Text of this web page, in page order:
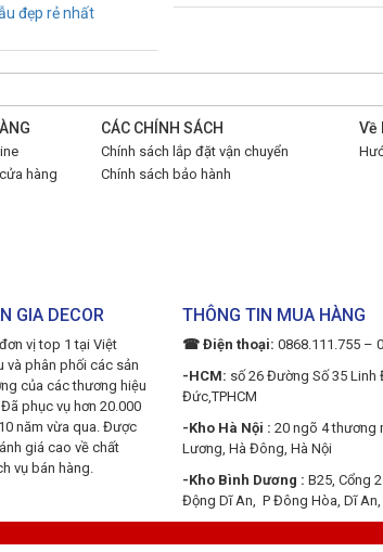
đẹp rẻ nhất
hàng
CÁC CHÍNH SÁCH
Chính sách lắp đặt vận chuyển
Chính sách bảo hành
Về
GIA DECOR
vị top 1 tại Việt
và phân phối các sản
của các thương hiệu
phục vụ hơn 20.000
năm vừa qua. Được
giá cao về chất
vụ bán hàng.
THÔNG TIN MUA HÀNG
☎ Điện thoại: 0868.111.755 –
-HCM: số 26 Đường Số 35 Linh
Đức,TPHCM
-Kho Hà Nội : 20 ngõ 4 thương
Lương, Hà Đông, Hà Nội
-Kho Bình Dương : B25, Cổng
Động Dĩ An, P Đông Hòa, Dĩ An,